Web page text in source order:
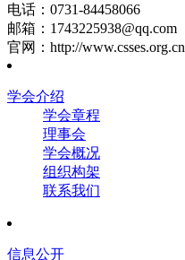
电话：0731-84458066
邮箱：1743225938@qq.com
官网：http://www.csses.org.cn
学会介绍
学会章程
理事会
学会概况
组织构架
联系我们
信息公开